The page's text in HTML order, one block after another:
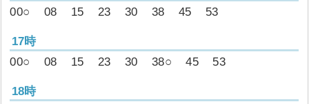
00○ 08 15 23 30 38 45 53
17時
00○
08 15 23 30 38○ 45 53
18時